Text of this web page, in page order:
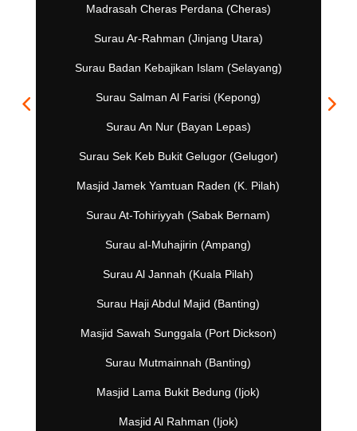
Madrasah Cheras Perdana (Cheras)
Surau Ar-Rahman (Jinjang Utara)
Surau Badan Kebajikan Islam (Selayang)
Surau Salman Al Farisi (Kepong)
Surau An Nur (Bayan Lepas)
Surau Sek Keb Bukit Gelugor (Gelugor)
Masjid Jamek Yamtuan Raden (K. Pilah)
Surau At-Tohiriyyah (Sabak Bernam)
Surau al-Muhajirin (Ampang)
Surau Al Jannah (Kuala Pilah)
Surau Haji Abdul Majid (Banting)
Masjid Sawah Sunggala (Port Dickson)
Surau Mutmainnah (Banting)
Masjid Lama Bukit Bedung (Ijok)
Masjid Al Rahman (Ijok)